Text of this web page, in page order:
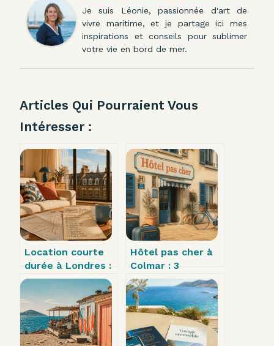
Je suis Léonie, passionnée d'art de
vivre maritime, et je partage ici mes
inspirations et conseils pour sublimer
votre vie en bord de mer.
Articles Qui Pourraient Vous
Intéresser :
Location courte
durée à Londres :
4 critères pour
choisir le quartier
idéal et éviter les
pièges
Hôtel pas cher à
Colmar : 3
quartiers
stratégiques pour
dormir dès 46 € la